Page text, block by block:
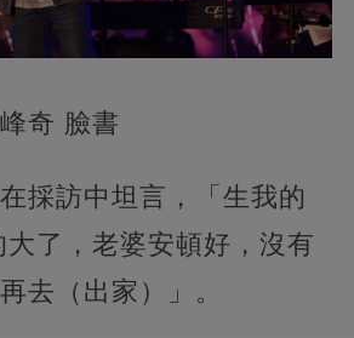
奇 臉書
採訪中坦言，「生我的
了，老婆安頓好，沒有
去（出家）」。